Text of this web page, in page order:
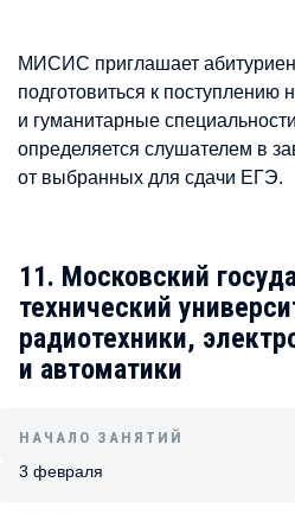
МИСИС приглашает
подготовиться к поступлению
и гуманитарные
определяется слушателем в
от выбранных для сдачи ЕГЭ.
11. Московский
технический
радиотехники,
и автоматики
НАЧАЛО ЗАНЯТИЙ
3 февраля